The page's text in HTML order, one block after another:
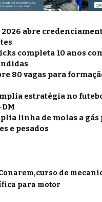
2026 abre
completa 10 anos
80 vagas para
estratégia no
linha de molas a gás
e pesados
curso de
para motor